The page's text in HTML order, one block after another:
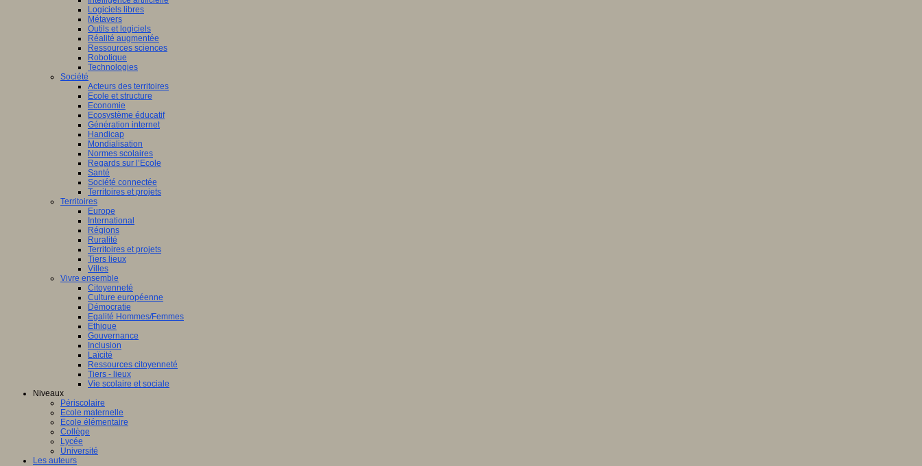
Logiciels libres
Métavers
Outils et logiciels
Réalité augmentée
Ressources sciences
Robotique
Technologies
Société
Acteurs des territoires
Ecole et structure
Economie
Ecosystème éducatif
Génération internet
Handicap
Mondialisation
Normes scolaires
Regards sur l’Ecole
Santé
Société connectée
Territoires et projets
Territoires
Europe
International
Régions
Ruralité
Territoires et projets
Tiers lieux
Villes
Vivre ensemble
Citoyenneté
Culture européenne
Démocratie
Egalité Hommes/Femmes
Ethique
Gouvernance
Inclusion
Laïcité
Ressources citoyenneté
Tiers - lieux
Vie scolaire et sociale
Niveaux
Périscolaire
Ecole maternelle
Ecole élémentaire
Collège
Lycée
Université
Les auteurs